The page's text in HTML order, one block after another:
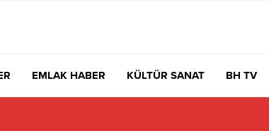
EMLAK HABER KÜLTÜR SANAT BH TV
Pusulayı mı Şaşırdı Yoksa Navigasyon mu Bozuldu?